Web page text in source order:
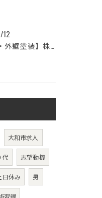
【大和市・外壁塗装】株式会社シモダ 一緒に働いてくれる職人さん大募集
大和市求人
代 志望動機
日休み 男